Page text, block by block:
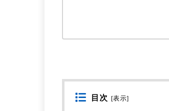
目次 [表示]